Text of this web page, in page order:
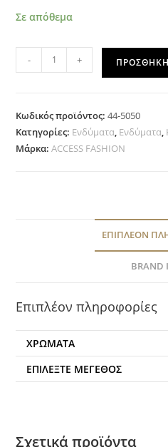
Σε απόθεμα
- +
Κωδικός προϊόντος:44-5050
Κατηγορίες: Ενδύματα Ενδύματα
Μάρκα:ACCESS FASHION
ΕΠΙΠΛΈΟΝ
BRAND
Επιπλέον πληροφορίες
ΧΡΩΜΑΤΑ
ΕΠΙΛΈΞΤΕ ΜΈΓΕΘΟΣ
Σχετικά προϊόντα